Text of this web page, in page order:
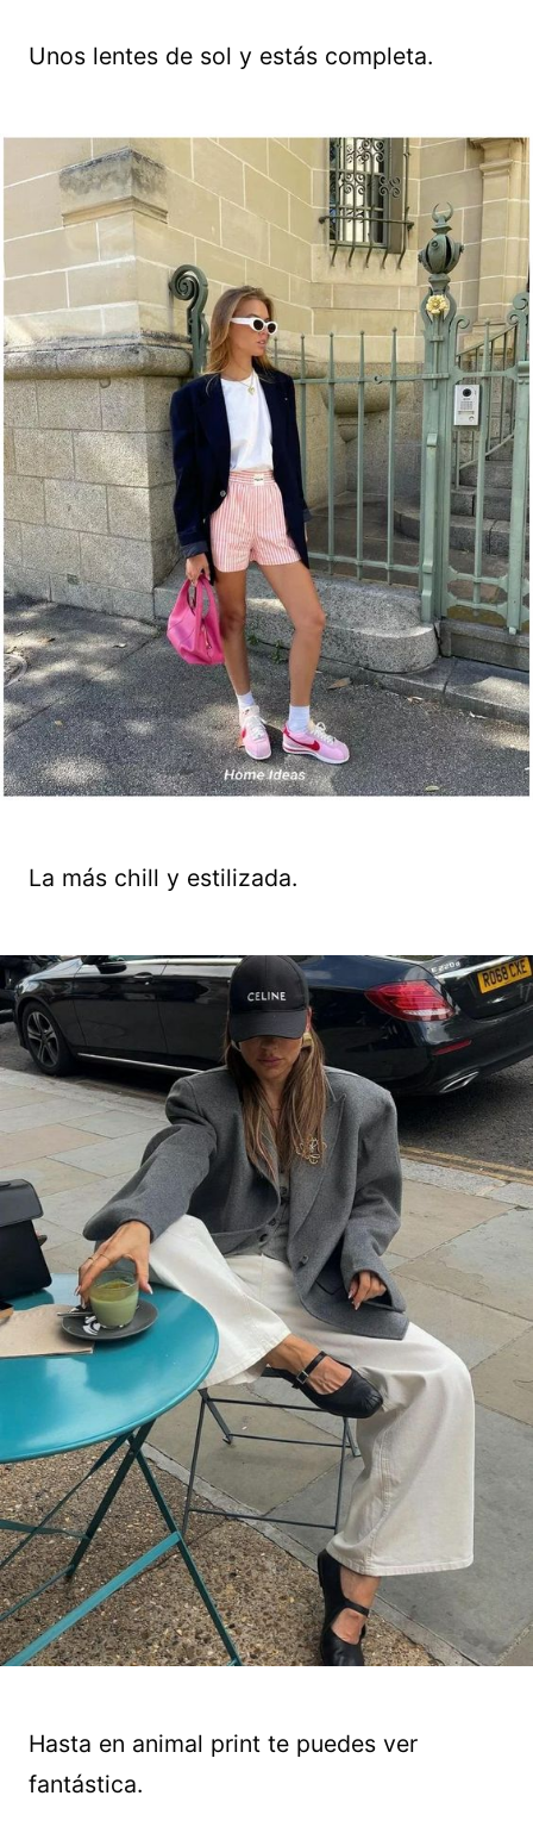
Unos lentes de sol y estás completa.
La más chill y estilizada.
Hasta en animal print te puedes ver
fantástica.